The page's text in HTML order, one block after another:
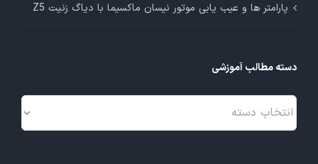
پارامتر ها و عیب یابی موتور نیسان ماکسیما با دیاگ زنیت Z5
دسته مطالب آموزشی
دسته